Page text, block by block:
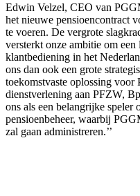
Edwin Velzel, CEO van
het nieuwe pensioencontract
te voeren. De vergrote
versterkt onze ambitie om
klantbediening in het
ons dan ook een grote
toekomstvaste oplossing voor
dienstverlening aan PFZW,
ons als een belangrijke speler
pensioenbeheer, waarbij
zal gaan administreren.’’